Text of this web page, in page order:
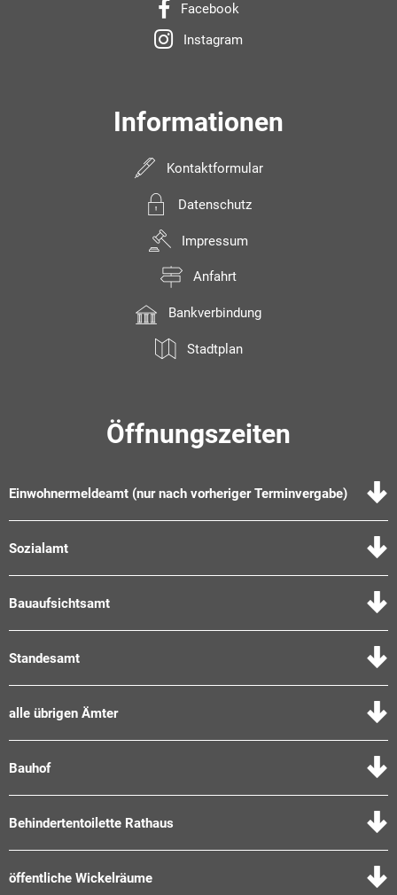
Facebook
Instagram
Informationen
Kontaktformular
Datenschutz
Impressum
Anfahrt
Bankverbindung
Stadtplan
Öffnungszeiten
Einwohnermeldeamt (nur nach vorheriger Terminvergabe)
Sozialamt
Bauaufsichtsamt
Standesamt
alle übrigen Ämter
Bauhof
Behindertentoilette Rathaus
öffentliche Wickelräume